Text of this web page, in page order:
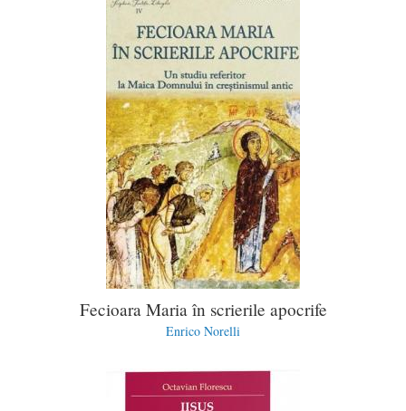
Fecioara Maria în scrierile apocrife
Enrico Norelli